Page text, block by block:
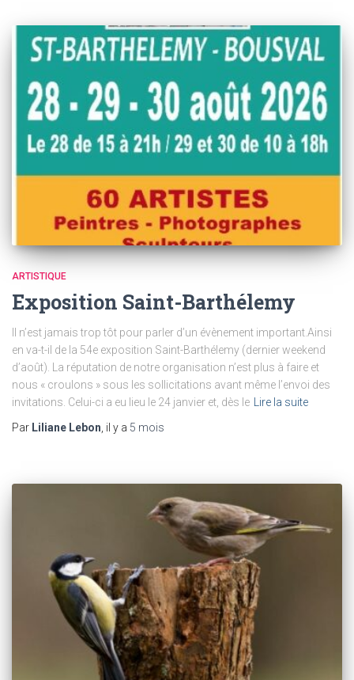
ARTISTIQUE
Exposition Saint-Barthélemy
Il n’est jamais trop tôt pour parler d’un évènement important.Ainsi
en va-t-il de la 54e exposition Saint-Barthélemy (dernier weekend
d’août). La réputation de notre organisation n’est plus à faire et
nous « croulons » sous les sollicitations avant même l’envoi des
invitations. Celui-ci a eu lieu le 24 janvier et, dès le Lire la suite
Par Liliane Lebon, il y a 5 mois